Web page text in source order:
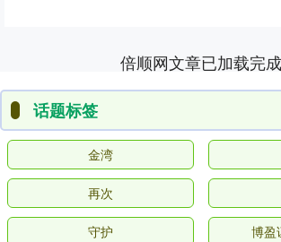
倍顺网文章已加载完成
话题标签
金湾
再次
守护 博盈